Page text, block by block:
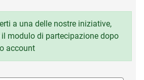
a una delle nostre iniziative,
modulo di partecipazione dopo
account